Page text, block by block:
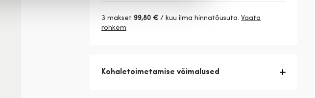
3 makset 99,80 € / kuu ilma hinnatõusuta. Vaata
rohkem
Kohaletoimetamise võimalused